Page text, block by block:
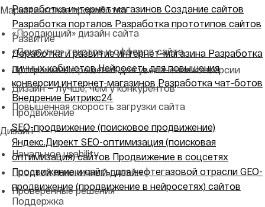
Разработка интернет магазинов Создание сайтов
Разработка порталов Разработка прототипов сайтов
Развитие
Доработка и развитие интернет‑магазина Разработка
личных кабинетовНейросеть для повышения
конверсии интернет-магазинов Разработка чат‑ботов
Внедрение Битрикс24
Продвижение
SEO-продвижение (поисковое продвижение)
Яндекс.Директ SEO-оптимизация (поисковая
оптимизация) сайтов Продвижение в соцсетях
Продвижение и сайты для нефтегазовой отрасли GEO-
продвижение (продвижение в нейросетях) сайтов
Поддержка
Маркетинговая проработка
«Продающий» дизайн сайта
«Докрутка» текстов и офферов сайта
Программные решения для увеличения конверсии
Дизайн — лучше, чем у конкурентов
Повышенная скорость загрузки сайта
Дизайн
Начальное usability
Простой лаконичный дизайн
Проверенные решения